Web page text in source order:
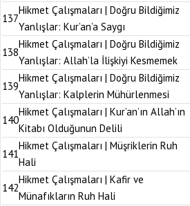
137
Hikmet Çalışmaları | Doğru Bildiğimiz
Yanlışlar: Kur’an’a Saygı
138
Hikmet Çalışmaları | Doğru Bildiğimiz
Yanlışlar: Allah’la İlişkiyi Kesmemek
139
Hikmet Çalışmaları | Doğru Bildiğimiz
Yanlışlar: Kalplerin Mühürlenmesi
140
Hikmet Çalışmaları | Kur’an’ın Allah’ın
Kitabı Olduğunun Delili
141
Hikmet Çalışmaları | Müşriklerin Ruh
Hali
142
Hikmet Çalışmaları | Kafir ve
Münafıkların Ruh Hali